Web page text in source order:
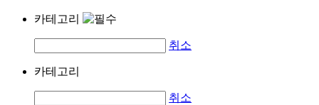
카테고리
취소
카테고리
취소